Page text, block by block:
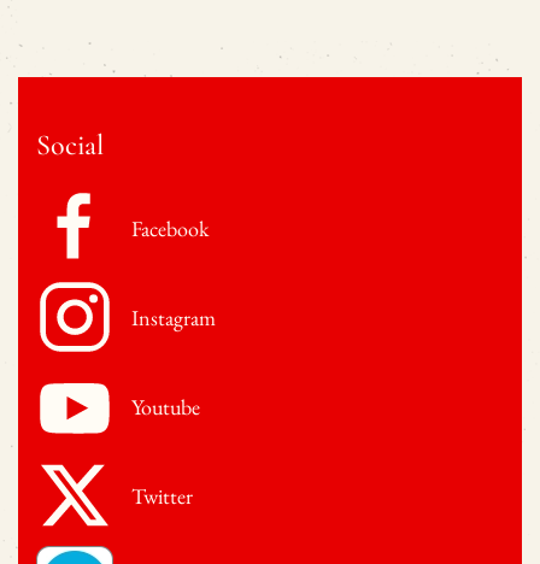
Social
Facebook
Instagram
Youtube
Twitter